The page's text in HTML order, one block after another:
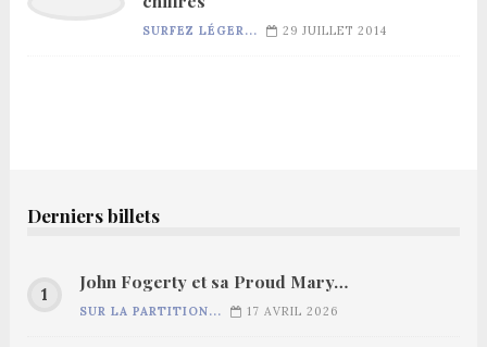
SURFEZ LÉGER... 29 JUILLET 2014
Derniers billets
John Fogerty et sa Proud Mary…
SUR LA PARTITION... 17 AVRIL 2026